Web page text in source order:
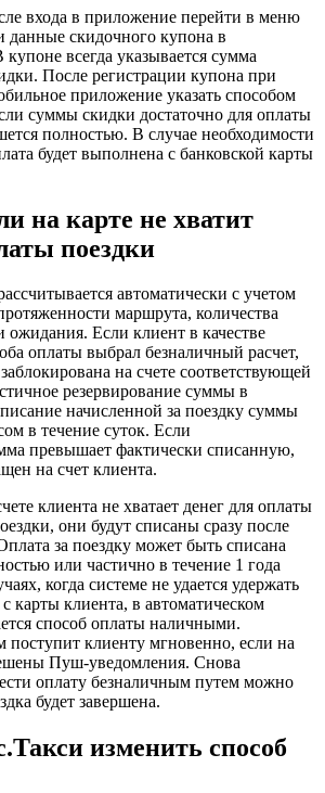
входа в приложение перейти в меню
данные скидочного купона в
всегда указывается сумма
После регистрации купона при
приложение указать способом
суммы скидки достаточно для оплаты
полностью. В случае необходимости
будет выполнена с банковской карты
на карте не хватит
поездки
автоматически с учетом
маршрута, количества
ожидания. Если клиент в качестве
оплаты выбрал безналичный расчет,
на счете соответствующей
резервирование суммы в
начисленной за поездку суммы
в течение суток. Если
превышает фактически списанную,
на счет клиента.
клиента не хватает денег для оплаты
они будут списаны сразу после
за поездку может быть списана
или частично в течение 1 года
когда системе не удается удержать
карты клиента, в автоматическом
способ оплаты наличными.
поступит клиенту мгновенно, если на
Пуш-уведомления. Снова
оплату безналичным путем можно
будет завершена.
изменить способ